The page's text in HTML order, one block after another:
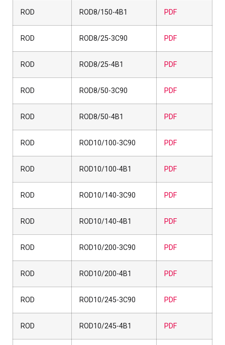
ROD ROD8/150-4B1 PDF
ROD ROD8/25-3C90 PDF
ROD ROD8/25-4B1 PDF
ROD ROD8/50-3C90 PDF
ROD ROD8/50-4B1 PDF
ROD ROD10/100-3C90 PDF
ROD ROD10/100-4B1 PDF
ROD ROD10/140-3C90 PDF
ROD ROD10/140-4B1 PDF
ROD ROD10/200-3C90 PDF
ROD ROD10/200-4B1 PDF
ROD ROD10/245-3C90 PDF
ROD ROD10/245-4B1 PDF